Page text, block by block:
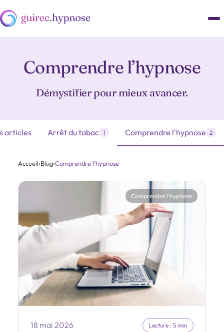
Comprendre l’hypnose
Démystifier pour mieux avancer.
articles Arrêt du tabac 1 Comprendre l'hypnose 2
Accueil›Blog›Comprendre l’hypnose
Comprendre l'hypnose
18 mai 2026 Lecture : 5 min